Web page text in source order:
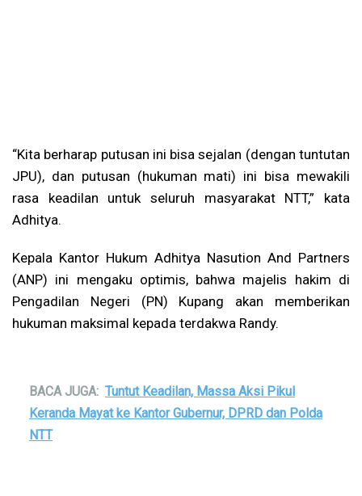
“Kita berharap putusan ini bisa sejalan (dengan tuntutan
JPU), dan putusan (hukuman mati) ini bisa mewakili
rasa keadilan untuk seluruh masyarakat NTT,” kata
Adhitya.
Kepala Kantor Hukum Adhitya Nasution And Partners
(ANP) ini mengaku optimis, bahwa majelis hakim di
Pengadilan Negeri (PN) Kupang akan memberikan
hukuman maksimal kepada terdakwa Randy.
BACA JUGA: Tuntut Keadilan, Massa Aksi Pikul
Keranda Mayat ke Kantor Gubernur, DPRD dan Polda
NTT